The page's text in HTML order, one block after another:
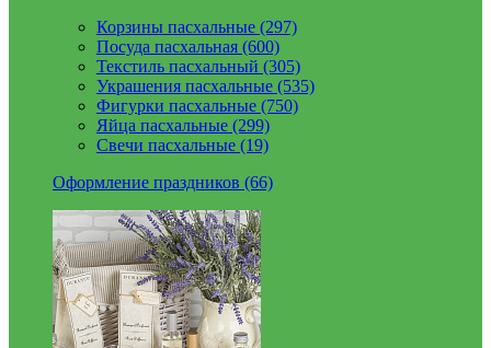
Корзины пасхальные (297)
Посуда пасхальная (600)
Текстиль пасхальный (305)
Украшения пасхальные (535)
Фигурки пасхальные (750)
Яйца пасхальные (299)
Свечи пасхальные (19)
Оформление праздников (66)